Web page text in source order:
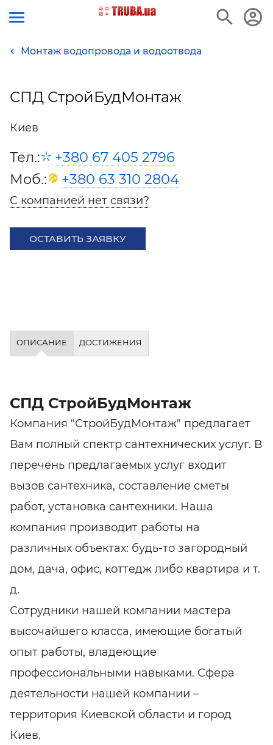
Монтаж водопровода и водоотвода
СПД СтройБудМонтаж
Киев
Тел.:
+380 67 405 2796
Моб.:
+380 63 310 2804
С компанией нет связи?
ОСТАВИТЬ ЗАЯВКУ
ОПИСАНИЕ ДОСТИЖЕНИЯ
СПД СтройБудМонтаж
Компания "СтройБудМонтаж" предлагает
Вам полный спектр сантехнических услуг. В
перечень предлагаемых услуг входит
вызов сантехника, составление сметы
работ, установка сантехники. Наша
компания производит работы на
различных объектах: будь-то загородный
дом, дача, офис, коттедж либо квартира и т.
д.
Сотрудники нашей компании мастера
высочайшего класса, имеющие богатый
опыт работы, владеющие
профессиональными навыками. Сфера
деятельности нашей компании –
территория Киевской области и город
Киев.